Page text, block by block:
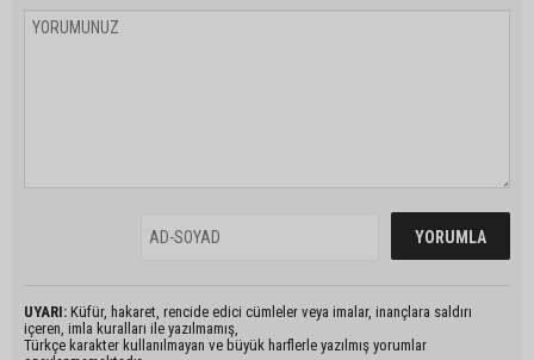
UYARI: Küfür, hakaret, rencide edici cümleler veya imalar, inançlara saldırı
içeren, imla kuralları ile yazılmamış,
Türkçe karakter kullanılmayan ve büyük harflerle yazılmış yorumlar